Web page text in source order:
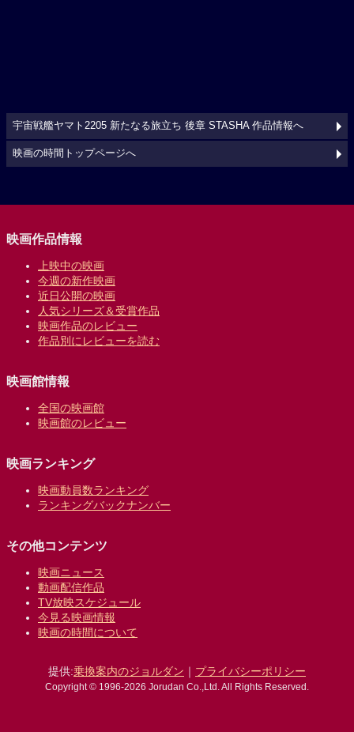
宇宙戦艦ヤマト2205 新たなる旅立ち 後章 STASHA 作品情報へ
映画の時間トップページへ
映画作品情報
上映中の映画
今週の新作映画
近日公開の映画
人気シリーズ＆受賞作品
映画作品のレビュー
作品別にレビューを読む
映画館情報
全国の映画館
映画館のレビュー
映画ランキング
映画動員数ランキング
ランキングバックナンバー
その他コンテンツ
映画ニュース
動画配信作品
TV放映スケジュール
今見る映画情報
映画の時間について
提供:乗換案内のジョルダン ｜ プライバシーポリシー
Copyright © 1996-2026 Jorudan Co.,Ltd. All Rights Reserved.